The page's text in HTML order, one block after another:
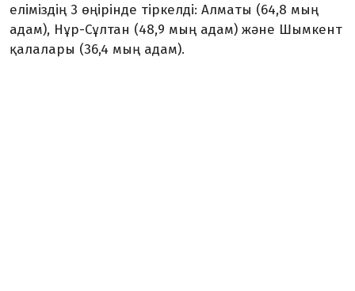
еліміздің 3 өңірінде тіркелді: Алматы (64,8 мың
адам), Нұр-Сұлтан (48,9 мың адам) және Шымкент
қалалары (36,4 мың адам).